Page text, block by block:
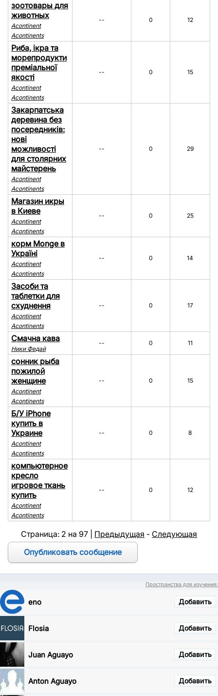
зоотовары для
животных
Acontinent
Acontinents
-- 0 12
Риба, ікра та
морепродукти
преміальної
якості
Acontinent
Acontinents
-- 0 15
Закарпатська
деревина без
посередників:
нові
можливості
для столярних
майстерень
Acontinent
Acontinents
-- 0 29
Магазин икры
в Киеве
Acontinent
Acontinents
-- 0 25
корм Monge в
Україні
Acontinent
Acontinents
-- 0 14
Засоби та
таблетки для
схуднення
Acontinent
Acontinents
-- 0 17
Смачна кава
Ники Федай
-- 0 11
сонник рыба
пожилой
женщине
Acontinent
Acontinents
-- 0 15
Б/У iPhone
купить в
Украине
Acontinent
Acontinents
-- 0 8
компьютерное
кресло
игровое ткань
купить
Acontinent
Acontinents
-- 0 12
Страница: 2 на 97 | Предыдущая - Следующая
Пространства для изучения:
Добавить
eno
Добавить
Flosia
Добавить
Juan Aguayo
Добавить
Anton Aguayo